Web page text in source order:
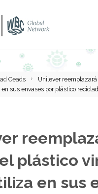
Ceads
Unilever
sus envases por plástico
plástico
en sus